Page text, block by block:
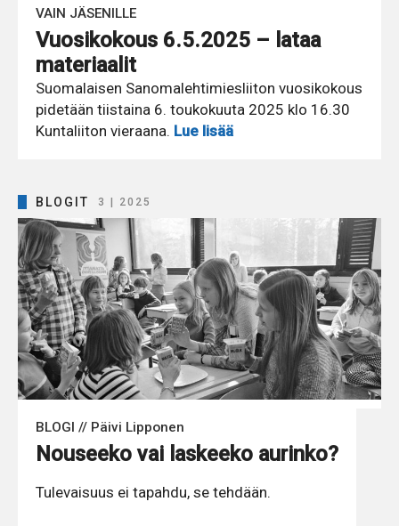
VAIN JÄSENILLE
Vuosikokous 6.5.2025 – lataa
materiaalit
Suomalaisen Sanomalehtimiesliiton vuosikokous
pidetään tiistaina 6. toukokuuta 2025 klo 16.30
Kuntaliiton vieraana. Lue lisää
BLOGIT 3 | 2025
BLOGI // Päivi Lipponen
Nouseeko vai laskeeko aurinko?
Tulevaisuus ei tapahdu, se tehdään.